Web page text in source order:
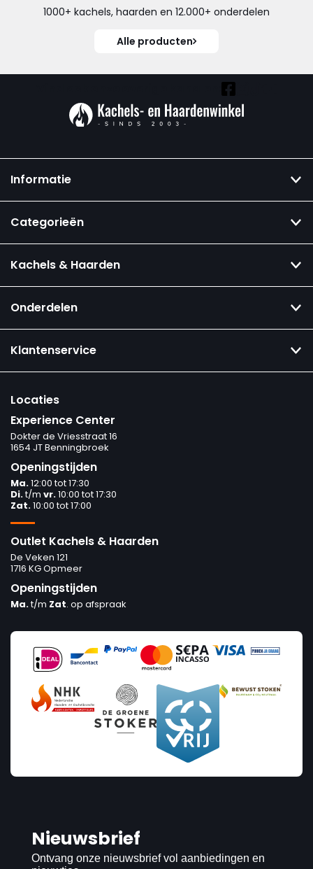
1000+ kachels, haarden en 12.000+ onderdelen
Alle producten
Informatie
Categorieën
Kachels & Haarden
Onderdelen
Klantenservice
Locaties
Experience Center
Dokter de Vriesstraat 16
1654 JT Benningbroek
Openingstijden
Ma.12:00 tot 17:30
Di.t/m vr.10:00 tot 17:30
Zat.10:00 tot 17:00
Outlet Kachels & Haarden
De Veken 121
1716 KG Opmeer
Openingstijden
Ma.t/m Zat. op afspraak
Nieuwsbrief
Ontvang onze nieuwsbrief vol aanbiedingen en